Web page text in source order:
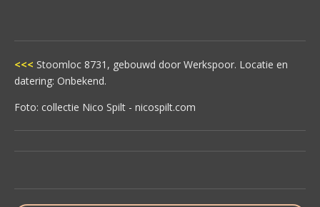
<<< Stoomloc 8731, gebouwd door Werkspoor. Locatie en
datering: Onbekend.
Foto: collectie Nico Spilt - nicospilt.com